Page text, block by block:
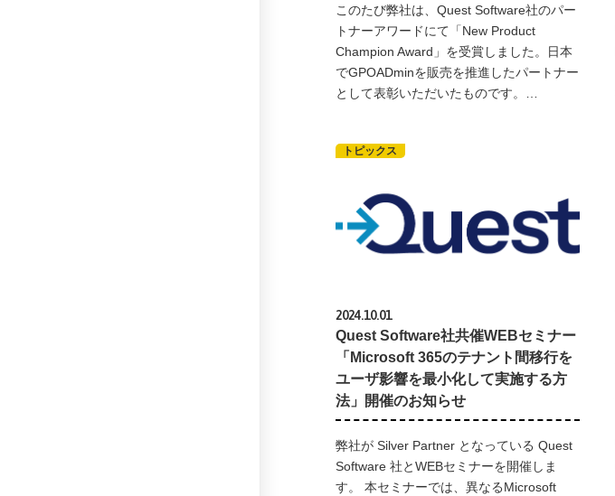
このたび弊社は、Quest Software社のパー
トナーアワードにて「New Product
Champion Award」を受賞しました。日本
でGPOADminを販売を推進したパートナー
として表彰いただいたものです。…
Quest Software社共催WEBセミナー
「Microsoft 365のテナント間移行を
ユーザ影響を最小化して実施する方
法」開催のお知らせ
2024.10.01
トピックス
弊社が Silver Partner となっている Quest
Software 社とWEBセミナーを開催しま
す。 本セミナーでは、異なるMicrosoft